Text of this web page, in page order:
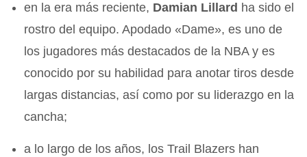
en la era más reciente, Damian Lillard ha sido el
rostro del equipo. Apodado «Dame», es uno de
los jugadores más destacados de la NBA y es
conocido por su habilidad para anotar tiros desde
largas distancias, así como por su liderazgo en la
cancha;
a lo largo de los años, los Trail Blazers han